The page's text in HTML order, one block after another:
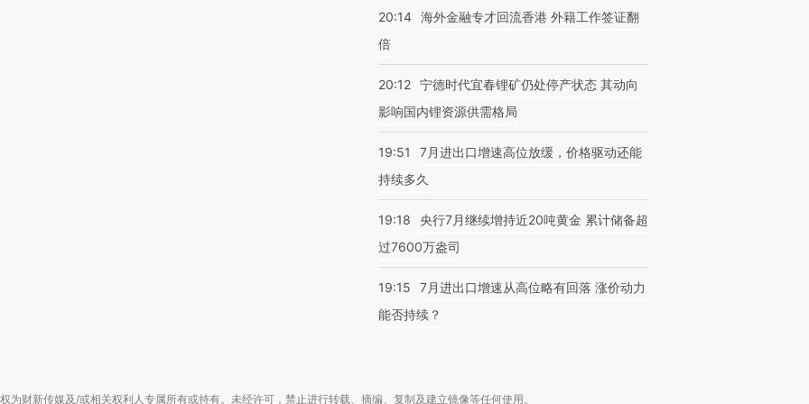
20:14 海外金融专才回流香港 外籍工作签证翻
倍
20:12 宁德时代宜春锂矿仍处停产状态 其动向
影响国内锂资源供需格局
19:51
7月进出口增速高位放缓，价格驱动还能
持续多久
19:18
央行7月继续增持近20吨黄金 累计储备超
过7600万盎司
19:15
7月进出口增速从高位略有回落 涨价动力
能否持续？
为财新传媒及/或相关权利人专属所有或持有。未经许可，禁止进行转载、摘编、复制及建立镜像等任何使用。